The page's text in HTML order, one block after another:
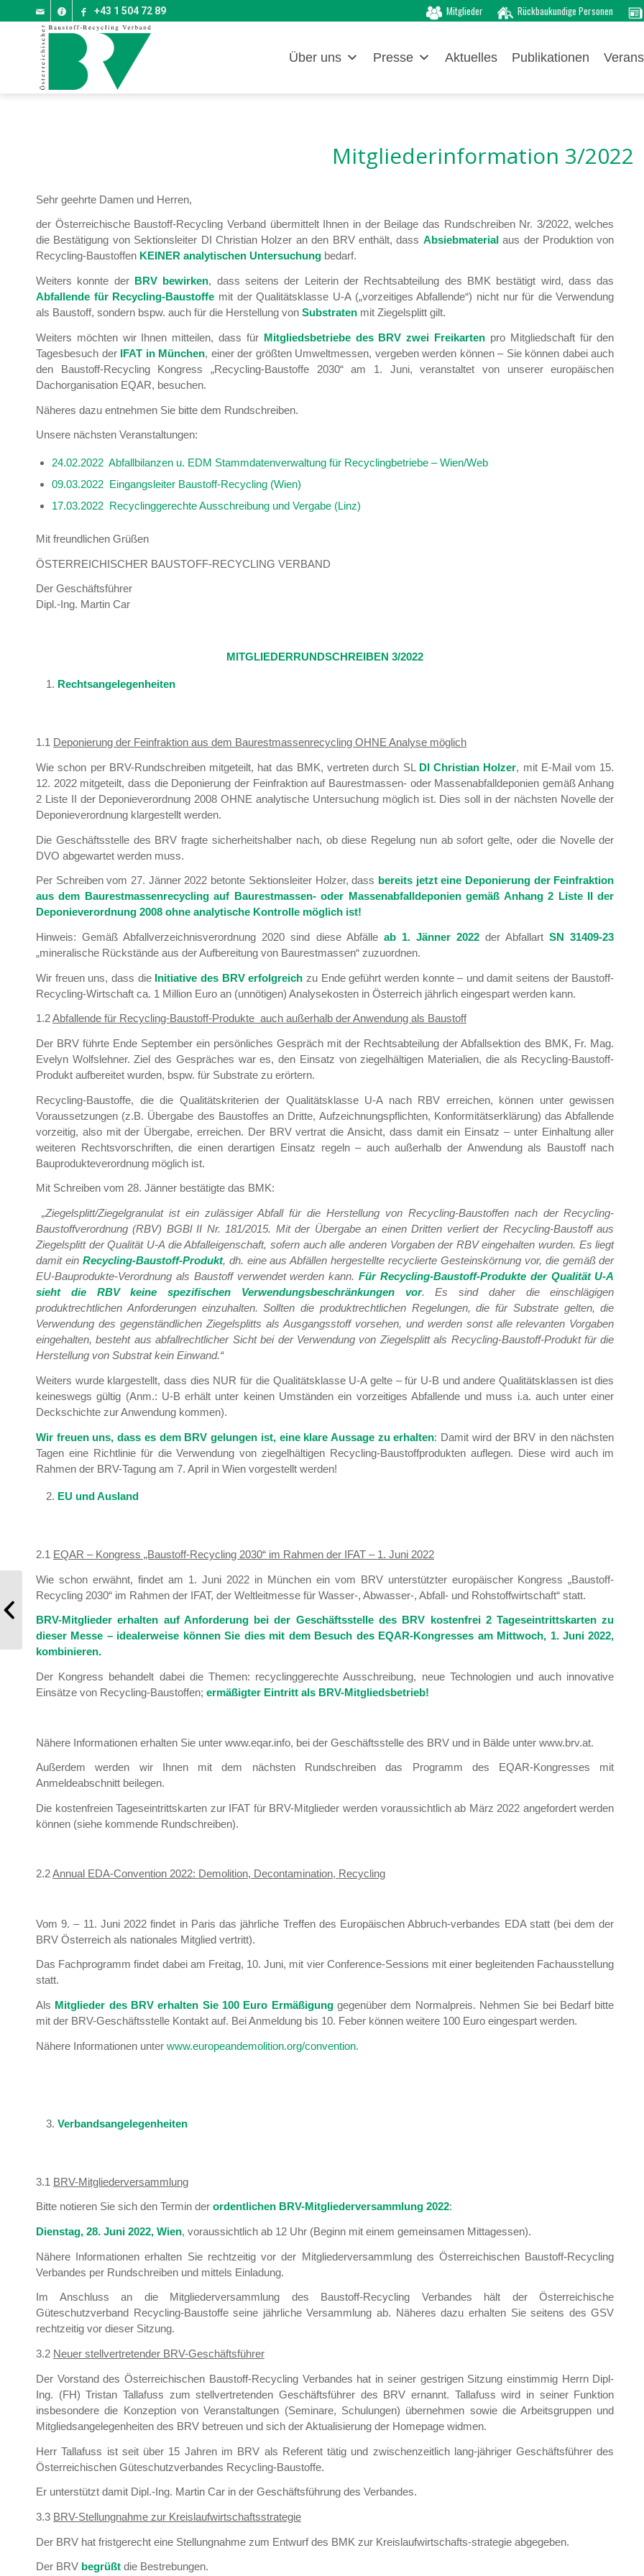
Mitglieder Rückbaukundige Personen
+43 1 504 72 89
Über uns Presse Aktuelles Publikationen
Mitgliederinformation 3/2022
Sehr geehrte Damen und Herren,
der Österreichische Baustoff-Recycling Verband übermittelt Ihnen in der Beilage das Rundschreiben Nr. 3/2022, welches
die Bestätigung von Sektionsleiter DI Christian Holzer an den BRV enthält, dass Absiebmaterialaus der Produktion von
Recycling-Baustoffen KEINER analytischen Untersuchung bedarf.
Weiters konnte der BRV bewirken, dass seitens der Leiterin der Rechtsabteilung des BMK bestätigt wird, dass das
Abfallende für Recycling-Baustoffe mit der Qualitätsklasse U-A („vorzeitiges Abfallende“) nicht nur für die Verwendung
als Baustoff, sondern bspw. auch für die Herstellung von Substraten mit Ziegelsplitt gilt.
Weiters möchten wir Ihnen mitteilen, dass für Mitgliedsbetriebe des BRV zwei Freikarten pro Mitgliedschaft für den
Tagesbesuch der IFAT in München, einer der größten Umweltmessen, vergeben werden können – Sie können dabei auch
den Baustoff-Recycling Kongress „Recycling-Baustoffe 2030“ am 1. Juni, veranstaltet von unserer europäischen
Dachorganisation EQAR, besuchen.
Näheres dazu entnehmen Sie bitte dem Rundschreiben.
Unsere nächsten Veranstaltungen:
24.02.2022 Abfallbilanzen u. EDM Stammdatenverwaltung für Recyclingbetriebe – Wien/Web
09.03.2022 Eingangsleiter Baustoff-Recycling (Wien)
17.03.2022 Recyclinggerechte Ausschreibung und Vergabe (Linz)
Mit freundlichen Grüßen
ÖSTERREICHISCHER BAUSTOFF-RECYCLING VERBAND
Der Geschäftsführer
Dipl.-Ing. Martin Car
MITGLIEDERRUNDSCHREIBEN 3/2022
Rechtsangelegenheiten
1.1 Deponierung der Feinfraktion aus dem Baurestmassenrecycling OHNE Analyse möglich
Wie schon per BRV-Rundschreiben mitgeteilt, hat das BMK, vertreten durch SL DI Christian Holzer, mit E-Mail vom 15.
12. 2022 mitgeteilt, dass die Deponierung der Feinfraktion auf Baurestmassen- oder Massenabfalldeponien gemäß Anhang
2 Liste II der Deponieverordnung 2008 OHNE analytische Untersuchung möglich ist. Dies soll in der nächsten Novelle der
Deponieverordnung klargestellt werden.
Die Geschäftsstelle des BRV fragte sicherheitshalber nach, ob diese Regelung nun ab sofort gelte, oder die Novelle der
DVO abgewartet werden muss.
Per Schreiben vom 27. Jänner 2022 betonte Sektionsleiter Holzer, dass bereits jetzt eine Deponierung der Feinfraktion
aus dem Baurestmassenrecycling auf Baurestmassen- oder Massenabfalldeponien gemäß Anhang 2 Liste II der
Deponieverordnung 2008 ohne analytische Kontrolle möglich ist!
Hinweis: Gemäß Abfallverzeichnisverordnung 2020 sind diese Abfälle ab 1. Jänner 2022 der AbfallartSN 31409-23
„mineralische Rückstände aus der Aufbereitung von Baurestmassen“ zuzuordnen.
Wir freuen uns, dass die Initiative des BRV erfolgreich zu Ende geführt werden konnte – und damit seitens der Baustoff-
Recycling-Wirtschaft ca. 1 Million Euro an (unnötigen) Analysekosten in Österreich jährlich eingespart werden kann.
1.2Abfallende für Recycling-Baustoff-Produkte auch außerhalb der Anwendung als Baustoff
Der BRV führte Ende September ein persönliches Gespräch mit der Rechtsabteilung der Abfallsektion des BMK, Fr. Mag.
Evelyn Wolfslehner. Ziel des Gespräches war es, den Einsatz von ziegelhältigen Materialien, die als Recycling-Baustoff-
Produkt aufbereitet wurden, bspw. für Substrate zu erörtern.
Recycling-Baustoffe, die die Qualitätskriterien der Qualitätsklasse U-A nach RBV erreichen, können unter gewissen
Voraussetzungen (z.B. Übergabe des Baustoffes an Dritte, Aufzeichnungspflichten, Konformitätserklärung) das Abfallende
vorzeitig, also mit der Übergabe, erreichen. Der BRV vertrat die Ansicht, dass damit ein Einsatz – unter Einhaltung aller
weiteren Rechtsvorschriften, die einen derartigen Einsatz regeln – auch außerhalb der Anwendung als Baustoff nach
Bauprodukteverordnung möglich ist.
Mit Schreiben vom 28. Jänner bestätigte das BMK:
„Ziegelsplitt/Ziegelgranulat ist ein zulässiger Abfall für die Herstellung von Recycling-Baustoffen nach der Recycling-
Baustoffverordnung (RBV) BGBl II Nr. 181/2015. Mit der Übergabe an einen Dritten verliert der Recycling-Baustoff aus
Ziegelsplitt der Qualität U-A die Abfalleigenschaft, sofern auch alle anderen Vorgaben der RBV eingehalten wurden. Es liegt
damit ein Recycling-Baustoff-Produkt, dh. eine aus Abfällen hergestellte recyclierte Gesteinskörnung vor, die gemäß der
EU-Bauprodukte-Verordnung als Baustoff verwendet werden kann.Für Recycling-Baustoff-Produkte der Qualität U-A
sieht die RBV keine spezifischen Verwendungsbeschränkungen vor. Es sind daher die einschlägigen
produktrechtlichen Anforderungen einzuhalten. Sollten die produktrechtlichen Regelungen, die für Substrate gelten, die
Verwendung des gegenständlichen Ziegelsplitts als Ausgangsstoff vorsehen, und werden sonst alle relevanten Vorgaben
eingehalten, besteht aus abfallrechtlicher Sicht bei der Verwendung von Ziegelsplitt als Recycling-Baustoff-Produkt für die
Herstellung von Substrat kein Einwand.“
Weiters wurde klargestellt, dass dies NUR für die Qualitätsklasse U-A gelte – für U-B und andere Qualitätsklassen ist dies
keineswegs gültig (Anm.: U-B erhält unter keinen Umständen ein vorzeitiges Abfallende und muss i.a. auch unter einer
Deckschichte zur Anwendung kommen).
Wir freuen uns, dass es dem BRV gelungen ist, eine klare Aussage zu erhalten: Damit wird der BRV in den nächsten
Tagen eine Richtlinie für die Verwendung von ziegelhältigen Recycling-Baustoffprodukten auflegen. Diese wird auch im
Rahmen der BRV-Tagung am 7. April in Wien vorgestellt werden!
EU und Ausland
2.1 EQAR – Kongress „Baustoff-Recycling 2030“ im Rahmen der IFAT – 1. Juni 2022
Wie schon erwähnt, findet am 1. Juni 2022 in München ein vom BRV unterstützter europäischer Kongress „Baustoff-
Recycling 2030“ im Rahmen der IFAT, der Weltleitmesse für Wasser-, Abwasser-, Abfall- und Rohstoffwirtschaft“ statt.
BRV-Mitglieder erhalten auf Anforderung bei der Geschäftsstelle des BRV kostenfrei 2 Tageseintrittskarten zu
dieser Messe – idealerweise können Sie dies mit dem Besuch des EQAR-Kongresses am Mittwoch, 1. Juni 2022,
kombinieren.
Der Kongress behandelt dabei die Themen: recyclinggerechte Ausschreibung, neue Technologien und auch innovative
Einsätze von Recycling-Baustoffen; ermäßigter Eintritt als BRV-Mitgliedsbetrieb!
Nähere Informationen erhalten Sie unter www.eqar.info, bei der Geschäftsstelle des BRV und in Bälde unter www.brv.at.
Außerdem werden wir Ihnen mit dem nächsten Rundschreiben das Programm des EQAR-Kongresses mit
Anmeldeabschnitt beilegen.
Die kostenfreien Tageseintrittskarten zur IFAT für BRV-Mitglieder werden voraussichtlich ab März 2022 angefordert werden
können (siehe kommende Rundschreiben).
2.2Annual EDA-Convention 2022: Demolition, Decontamination, Recycling
Vom 9. – 11. Juni 2022 findet in Paris das jährliche Treffen des Europäischen Abbruch-verbandes EDA statt (bei dem der
BRV Österreich als nationales Mitglied vertritt).
Das Fachprogramm findet dabei am Freitag, 10. Juni, mit vier Conference-Sessions mit einer begleitenden Fachausstellung
statt.
Als Mitglieder des BRV erhalten Sie 100 Euro Ermäßigunggegenüber dem Normalpreis. Nehmen Sie bei Bedarf bitte
mit der BRV-Geschäftsstelle Kontakt auf. Bei Anmeldung bis 10. Feber können weitere 100 Euro eingespart werden.
Nähere Informationen unter www.europeandemolition.org/convention.
Verbandsangelegenheiten
3.1 BRV-Mitgliederversammlung
Bitte notieren Sie sich den Termin der ordentlichen BRV-Mitgliederversammlung 2022:
Dienstag, 28. Juni 2022, Wien, voraussichtlich ab 12 Uhr (Beginn mit einem gemeinsamen Mittagessen).
Nähere Informationen erhalten Sie rechtzeitig vor der Mitgliederversammlung des Österreichischen Baustoff-Recycling
Verbandes per Rundschreiben und mittels Einladung.
Im Anschluss an die Mitgliederversammlung des Baustoff-Recycling Verbandes hält der Österreichische
Güteschutzverband Recycling-Baustoffe seine jährliche Versammlung ab. Näheres dazu erhalten Sie seitens des GSV
rechtzeitig vor dieser Sitzung.
3.2 Neuer stellvertretender BRV-Geschäftsführer
Der Vorstand des Österreichischen Baustoff-Recycling Verbandes hat in seiner gestrigen Sitzung einstimmig Herrn Dipl-
Ing. (FH) Tristan Tallafuss zum stellvertretenden Geschäftsführer des BRV ernannt. Tallafuss wird in seiner Funktion
insbesondere die Konzeption von Veranstaltungen (Seminare, Schulungen) übernehmen sowie die Arbeitsgruppen und
Mitgliedsangelegenheiten des BRV betreuen und sich der Aktualisierung der Homepage widmen.
Herr Tallafuss ist seit über 15 Jahren im BRV als Referent tätig und zwischenzeitlich lang-jähriger Geschäftsführer des
Österreichischen Güteschutzverbandes Recycling-Baustoffe.
Er unterstützt damit Dipl.-Ing. Martin Car in der Geschäftsführung des Verbandes.
3.3 BRV-Stellungnahme zur Kreislaufwirtschaftsstrategie
Der BRV hat fristgerecht eine Stellungnahme zum Entwurf des BMK zur Kreislaufwirtschafts-strategie abgegeben.
Der BRV begrüßt die Bestrebungen.